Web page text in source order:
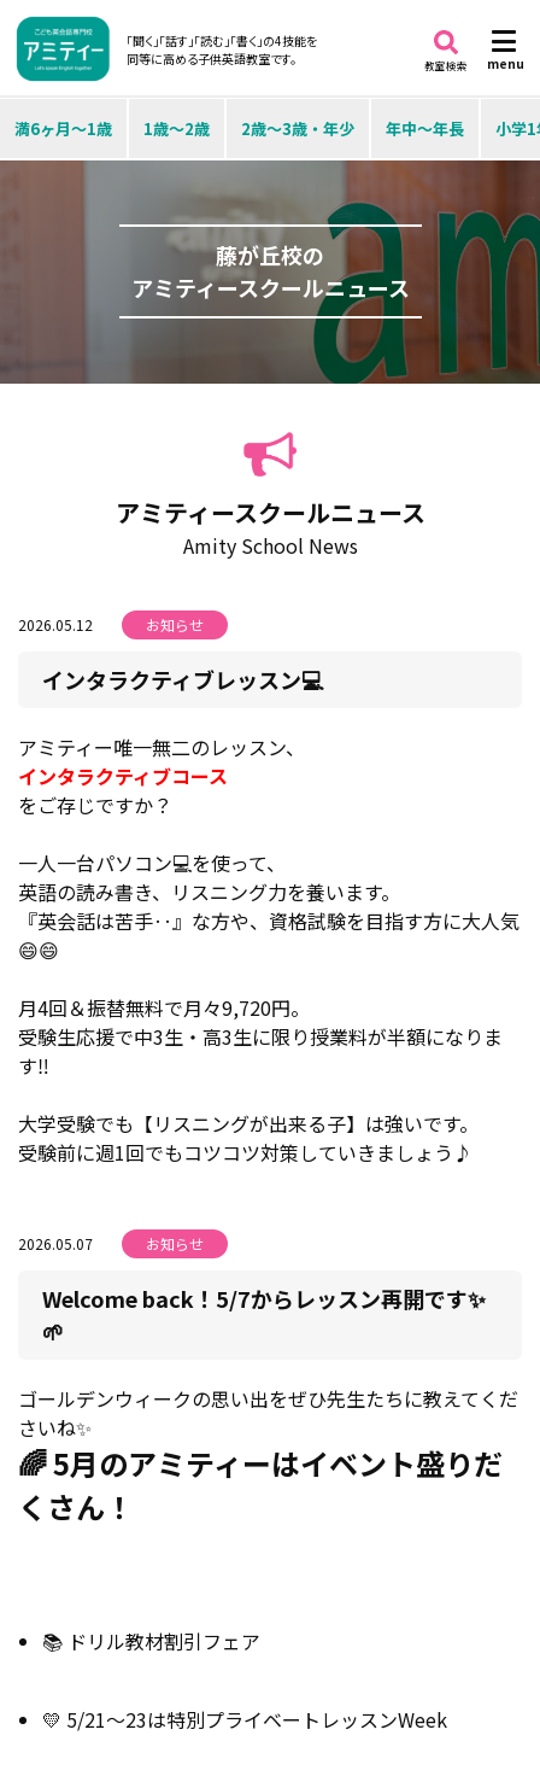
「聞く」「話す」「読む」「書く」の4技能を
同等に高める子供英語教室です。
menu
教室検索
満6ヶ月～1歳 1歳～2歳 2歳～3歳・年少 年中～年長 小学
藤が丘校の
アミティースクールニュース
アミティースクールニュース
Amity School News
2026.05.12 お知らせ
インタラクティブレッスン💻
アミティー唯一無二のレッスン、
インタラクティブコース
をご存じですか？
一人一台パソコン💻を使って、
英語の読み書き、リスニング力を養います。
『英会話は苦手‥』な方や、資格試験を目指す方に大人気
😄😄
月4回＆振替無料で月々9,720円。
受験生応援で中3生・高3生に限り授業料が半額になりま
す‼️
大学受験でも【リスニングが出来る子】は強いです。
受験前に週1回でもコツコツ対策していきましょう♪
2026.05.07 お知らせ
Welcome back！5/7からレッスン再開です✨
🌱
ゴールデンウィークの思い出をぜひ先生たちに教えてくだ
さいね✨
🌈 5月のアミティーはイベント盛りだ
くさん！
📚 ドリル教材割引フェア
💛 5/21～23は特別プライベートレッスンWeek